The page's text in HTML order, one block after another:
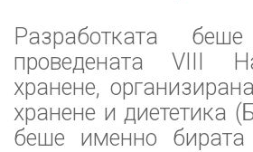
Разработката
проведената VIII
хранене,
хранене и диететика
беше именно